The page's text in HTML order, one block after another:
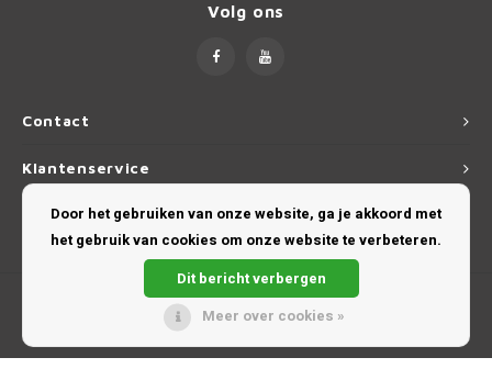
Contact
Volg ons
Klantenservice
Mijn account
Door het gebruiken van onze website, ga je akkoord met
het gebruik van cookies om onze website te verbeteren.
Dit bericht verbergen
Meer over cookies »